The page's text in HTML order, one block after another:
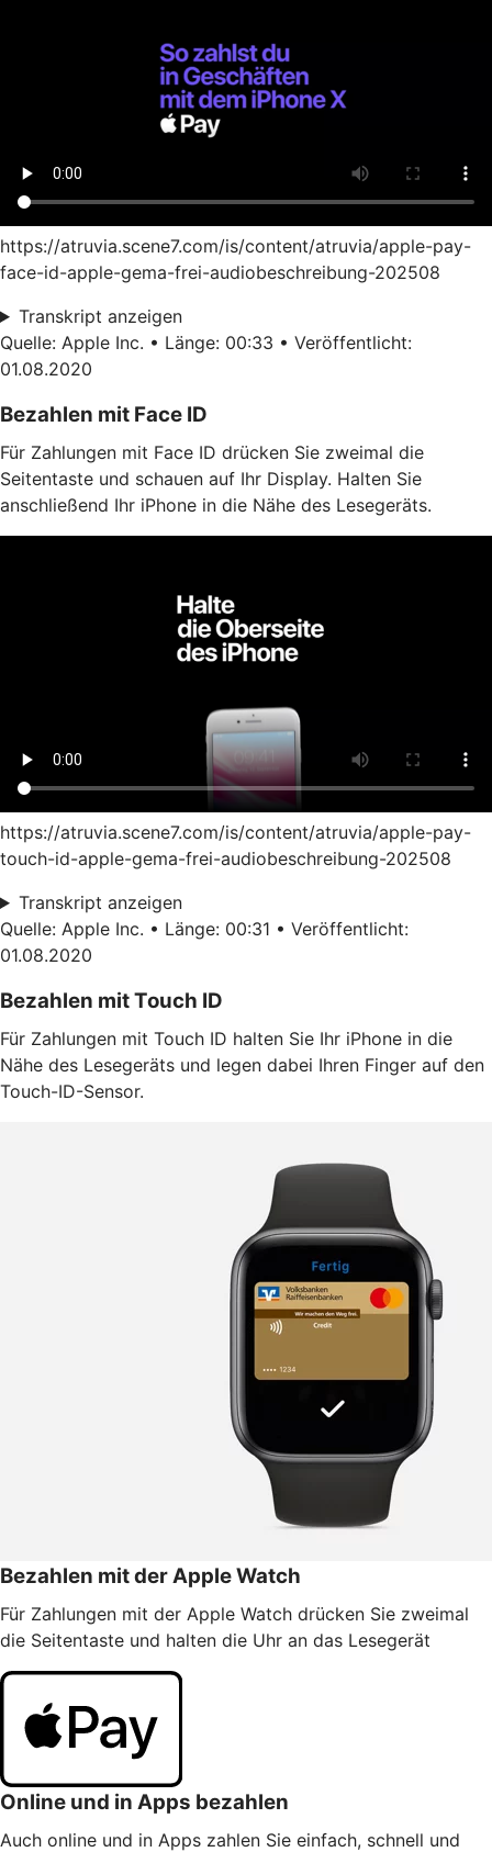
https://atruvia.scene7.com/is/content/atruvia/apple-pay-
face-id-apple-gema-frei-audiobeschreibung-202508
Transkript anzeigen
Quelle: Apple Inc. • Länge: 00:33 • Veröffentlicht:
01.08.2020
Bezahlen mit Face ID
Für Zahlungen mit Face ID drücken Sie zweimal die
Seitentaste und schauen auf Ihr Display. Halten Sie
anschließend Ihr iPhone in die Nähe des Lesegeräts.
https://atruvia.scene7.com/is/content/atruvia/apple-pay-
touch-id-apple-gema-frei-audiobeschreibung-202508
Transkript anzeigen
Quelle: Apple Inc. • Länge: 00:31 • Veröffentlicht:
01.08.2020
Bezahlen mit Touch ID
Für Zahlungen mit Touch ID halten Sie Ihr iPhone in die
Nähe des Lesegeräts und legen dabei Ihren Finger auf den
Touch-ID-Sensor.
Bezahlen mit der Apple Watch
Für Zahlungen mit der Apple Watch drücken Sie zweimal
die Seitentaste und halten die Uhr an das Lesegerät
Online und in Apps bezahlen
Auch online und in Apps zahlen Sie einfach, schnell und